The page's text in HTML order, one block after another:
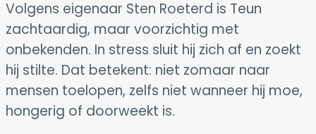
Volgens eigenaar Sten Roeterd is Teun
zachtaardig, maar voorzichtig met
onbekenden. In stress sluit hij zich af en zoekt
hij stilte. Dat betekent: niet zomaar naar
mensen toelopen, zelfs niet wanneer hij moe,
hongerig of doorweekt is.